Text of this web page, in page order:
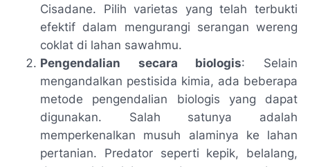
Cisadane. Pilih varietas yang telah terbukti
efektif dalam mengurangi serangan wereng
coklat di lahan sawahmu.
Pengendalian secara biologis: Selain
mengandalkan pestisida kimia, ada beberapa
metode pengendalian biologis yang dapat
digunakan. Salah satunya adalah
memperkenalkan musuh alaminya ke lahan
pertanian. Predator seperti kepik, belalang,